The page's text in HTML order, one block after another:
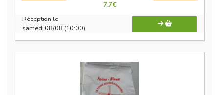
7.7€
Réception le
samedi 08/08 (10:00)